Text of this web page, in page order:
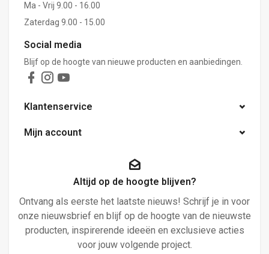
Ma - Vrij 9.00 - 16.00
Zaterdag 9.00 - 15.00
Social media
Blijf op de hoogte van nieuwe producten en aanbiedingen.
Klantenservice
Mijn account
Altijd op de hoogte blijven?
Ontvang als eerste het laatste nieuws! Schrijf je in voor
onze nieuwsbrief en blijf op de hoogte van de nieuwste
producten, inspirerende ideeën en exclusieve acties
voor jouw volgende project.